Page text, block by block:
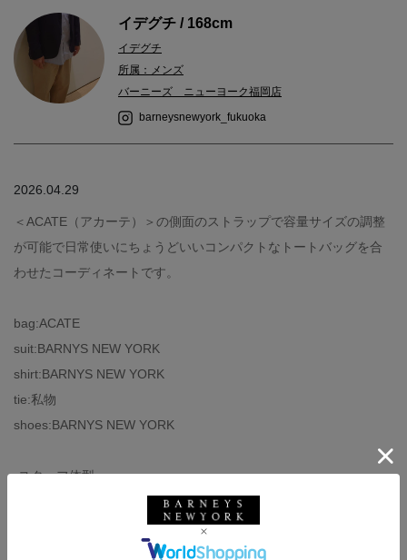
イデグチ / 168cm
イデグチ
所属：メンズ
バーニーズ ニューヨーク福岡店
barneysnewyork_fukuoka
2026.04.29
＜ACATE（アカーテ）＞の側面のストラップで容量サイズの調整
が可能で日常使いにちょうどいいコンパクトなトートバッグを合
わせたコーディネートです。
bag:ACATE
suit:BARNYS NEW YORK
shirt:BARNYS NEW YORK
tie:私物
shoes:BARNYS NEW YORK
-スタッフ体型-
◼︎身長168センチ、体重70キロ
◼︎イタリアサイズ48（モデルにより）